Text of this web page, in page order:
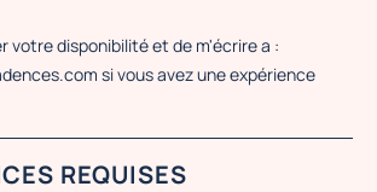
votre disponibilité et de m'écrire a :
si vous avez une expérience
REQUISES